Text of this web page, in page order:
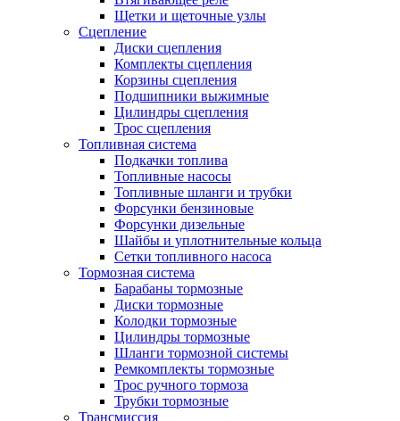
Щетки и щеточные узлы
Сцепление
Диски сцепления
Комплекты сцепления
Корзины сцепления
Подшипники выжимные
Цилиндры сцепления
Трос сцепления
Топливная система
Подкачки топлива
Топливные насосы
Топливные шланги и трубки
Форсунки бензиновые
Форсунки дизельные
Шайбы и уплотнительные кольца
Сетки топливного насоса
Тормозная система
Барабаны тормозные
Диски тормозные
Колодки тормозные
Цилиндры тормозные
Шланги тормозной системы
Ремкомплекты тормозные
Трос ручного тормоза
Трубки тормозные
Трансмиссия